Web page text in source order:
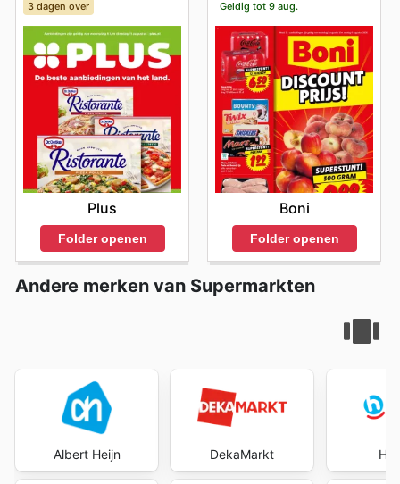
optimaliseren en hun huishoudbudget te ontlasten. Visit
Sahan Supermarkten's website today to explore the
best deals and start saving now.
3 dagen over
Plus
Folder openen
Geldig tot 9 aug.
Boni
Folder openen
Andere merken van Supermarkten
Albert Heijn DekaMarkt